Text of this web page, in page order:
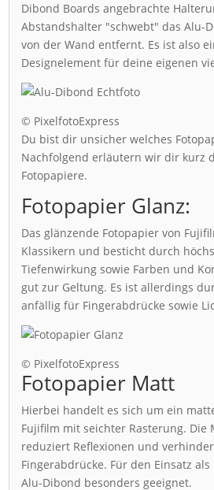
Dibond Boards angebrachte
Abstandshalter "schwebt" das Alu-
von der Wand entfernt. Es ist also
Designelement für deine eigenen
© PixelfotoExpress
Du bist dir unsicher welches
Nachfolgend erläutern wir dir kurz
Fotopapiere.
Fotopapier Glanz:
Das glänzende Fotopapier von
Klassikern und besticht durch
Tiefenwirkung sowie Farben und
gut zur Geltung. Es ist allerdings
anfällig für Fingerabdrücke sowie
© PixelfotoExpress
Fotopapier Matt
Hierbei handelt es sich um ein
Fujifilm mit seichter Rasterung. Die
reduziert Reflexionen und
Fingerabdrücke. Für den Einsatz
Alu-Dibond besonders geeignet.